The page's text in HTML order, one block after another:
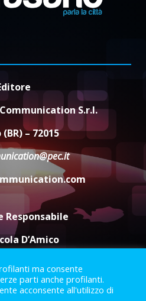
ferito a colpi di arma
2026 18:13
continua il piano
straordinarie del
di Fasano
2026 14:16
coordinatrice
di Fratelli d’Italia,
tornare in Consiglio
2026 08:00
S.r.l.
– 72015
Responsabile
D’Amico
Privacy Policy
Legali
ma consente
parti anche profilanti.
acconsente all'utilizzo di